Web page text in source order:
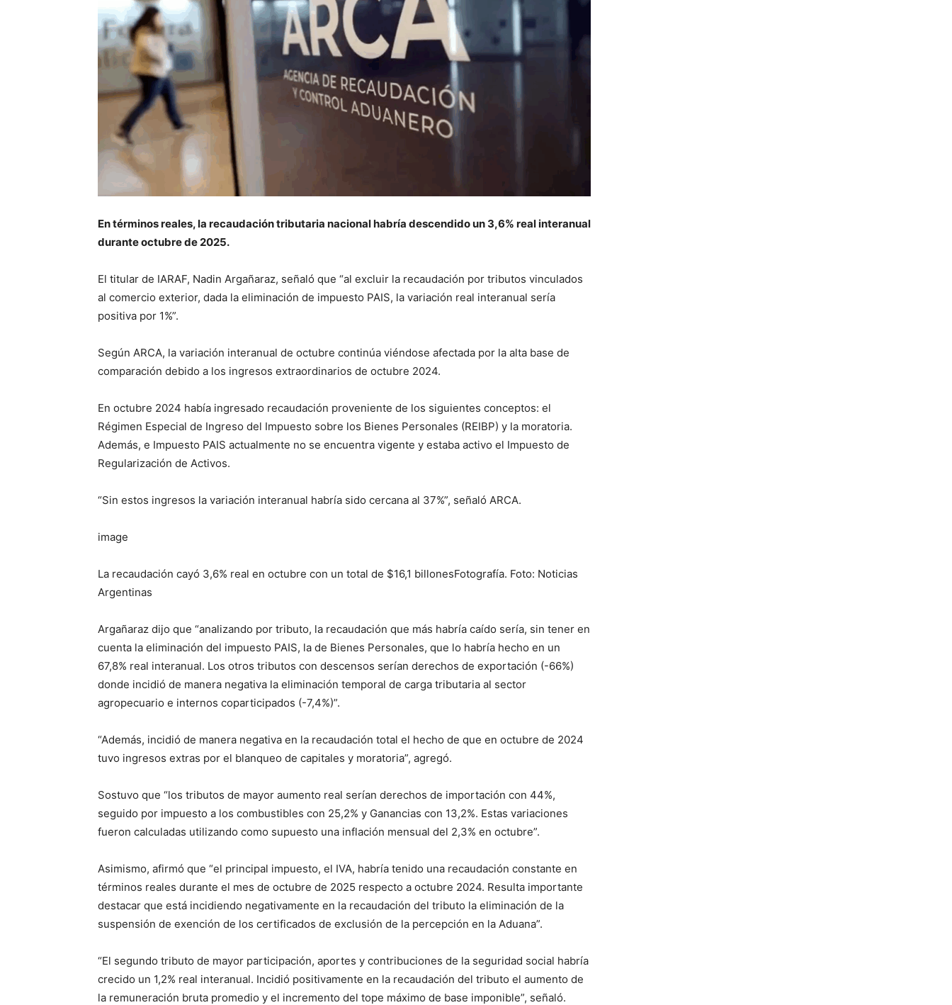
En términos reales, la recaudación tributaria nacional habría descendido un 3,6% real interanual
durante octubre de 2025.
El titular de IARAF, Nadin Argañaraz, señaló que “al excluir la recaudación por tributos vinculados
al comercio exterior, dada la eliminación de impuesto PAIS, la variación real interanual sería
positiva por 1%”.
Según ARCA, la variación interanual de octubre continúa viéndose afectada por la alta base de
comparación debido a los ingresos extraordinarios de octubre 2024.
En octubre 2024 había ingresado recaudación proveniente de los siguientes conceptos: el
Régimen Especial de Ingreso del Impuesto sobre los Bienes Personales (REIBP) y la moratoria.
Además, e Impuesto PAIS actualmente no se encuentra vigente y estaba activo el Impuesto de
Regularización de Activos.
“Sin estos ingresos la variación interanual habría sido cercana al 37%”, señaló ARCA.
image
La recaudación cayó 3,6% real en octubre con un total de $16,1 billonesFotografía. Foto: Noticias
Argentinas
Argañaraz dijo que “analizando por tributo, la recaudación que más habría caído sería, sin tener en
cuenta la eliminación del impuesto PAIS, la de Bienes Personales, que lo habría hecho en un
67,8% real interanual. Los otros tributos con descensos serían derechos de exportación (-66%)
donde incidió de manera negativa la eliminación temporal de carga tributaria al sector
agropecuario e internos coparticipados (-7,4%)”.
“Además, incidió de manera negativa en la recaudación total el hecho de que en octubre de 2024
tuvo ingresos extras por el blanqueo de capitales y moratoria”, agregó.
Sostuvo que “los tributos de mayor aumento real serían derechos de importación con 44%,
seguido por impuesto a los combustibles con 25,2% y Ganancias con 13,2%. Estas variaciones
fueron calculadas utilizando como supuesto una inflación mensual del 2,3% en octubre”.
Asimismo, afirmó que “el principal impuesto, el IVA, habría tenido una recaudación constante en
términos reales durante el mes de octubre de 2025 respecto a octubre 2024. Resulta importante
destacar que está incidiendo negativamente en la recaudación del tributo la eliminación de la
suspensión de exención de los certificados de exclusión de la percepción en la Aduana”.
“El segundo tributo de mayor participación, aportes y contribuciones de la seguridad social habría
crecido un 1,2% real interanual. Incidió positivamente en la recaudación del tributo el aumento de
la remuneración bruta promedio y el incremento del tope máximo de base imponible”, señaló.